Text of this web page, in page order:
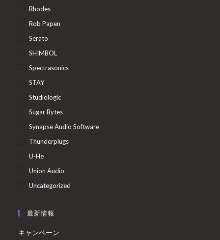
Rhodes
Rob Papen
Serato
SHIMBOL
Spectrasonics
STAY
Studiologic
Sugar Bytes
Synapse Audio Software
Thunderplugs
U-He
Union Audio
Uncategorized
最新情報
キャンペーン